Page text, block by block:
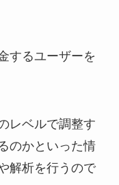
するユーザーを
レベルで調整す
のかといった情
解析を行うので